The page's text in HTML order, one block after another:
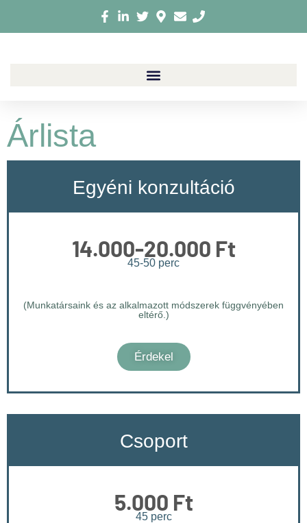
Árlista
Egyéni konzultáció
14.000-20.000 Ft
45-50 perc
(Munkatársaink és az alkalmazott módszerek függvényében
eltérő.)
Érdekel
Csoport
5.000 Ft
45 perc